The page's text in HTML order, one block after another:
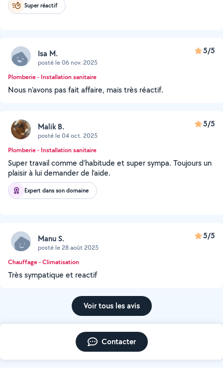
Super réactif
Isa M.
posté le 06 nov. 2025
5/5
Plomberie - Installation sanitaire
Nous n'avons pas fait affaire, mais très réactif.
Malik B.
posté le 04 oct. 2025
5/5
Plomberie - Installation sanitaire
Super travail comme d’habitude et super sympa. Toujours un
plaisir à lui demander de l’aide.
Expert dans son domaine
Manu S.
posté le 28 août 2025
5/5
Chauffage - Climatisation
Très sympatique et reactif
Voir tous les avis
Contacter